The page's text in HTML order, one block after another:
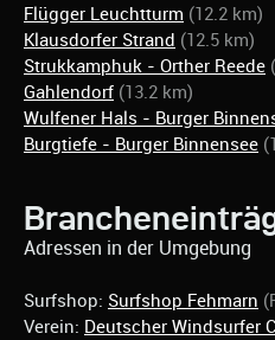
Flügger Leuchtturm (12.2 km)
Klausdorfer Strand (12.5 km)
Strukkamphuk - Orther Reede
Gahlendorf (13.2 km)
Wulfener Hals - Burger
Burgtiefe - Burger Binnensee
Adressen in der Umgebung
Surfshop: Surfshop Fehmarn
Verein: Deutscher Windsurfer